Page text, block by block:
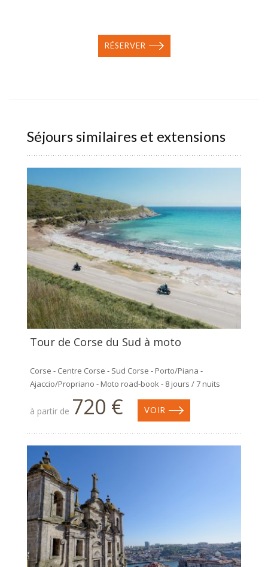
RÉSERVER
Séjours similaires et extensions
Tour de Corse du Sud à moto
Corse - Centre Corse - Sud Corse - Porto/Piana -
Ajaccio/Propriano - Moto road-book - 8 jours / 7 nuits
à partir de 720 € VOIR